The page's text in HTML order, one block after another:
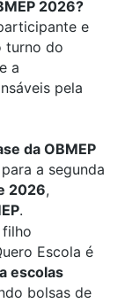
2026?
e
turno do
a
pela
da OBMEP
a segunda
2026,
.
Escola é
escolas
bolsas de